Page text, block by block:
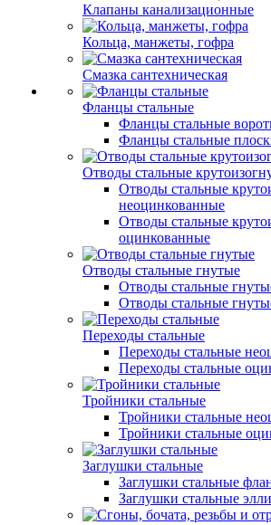
Клапаны канализационные
Кольца, манжеты, гофра
Смазка сантехническая
Фланцы стальные
Фланцы стальные
Фланцы стальные
Отводы стальные
Отводы стальные
неоцинкованные
Отводы стальные
оцинкованные
Отводы стальные гнутые
Отводы стальные
Отводы стальные
Переходы стальные
Переходы стальные
Переходы стальные
Тройники стальные
Тройники стальные
Тройники стальные
Заглушки стальные
Заглушки стальные
Заглушки стальные